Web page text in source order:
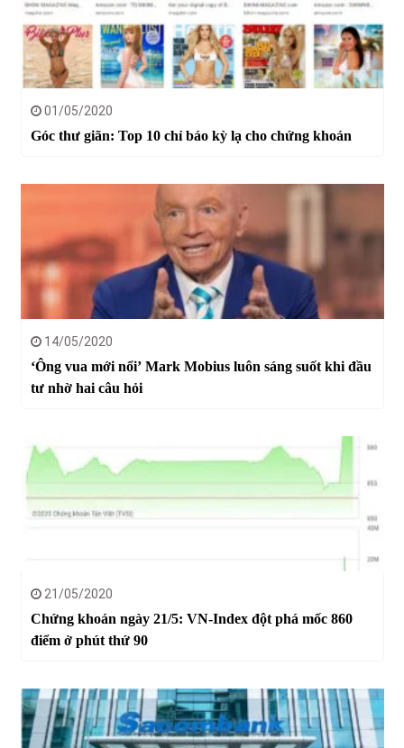
01/05/2020
Góc thư giãn: Top 10 chỉ báo kỳ lạ cho chứng khoán
14/05/2020
‘Ông vua mới nổi’ Mark Mobius luôn sáng suốt khi đầu
tư nhờ hai câu hỏi
21/05/2020
Chứng khoán ngày 21/5: VN-Index đột phá mốc 860
điểm ở phút thứ 90